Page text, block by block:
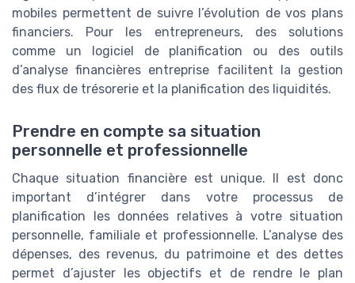
mobiles permettent de suivre l’évolution de vos plans
financiers. Pour les entrepreneurs, des solutions
comme un logiciel de planification ou des outils
d’analyse financières entreprise facilitent la gestion
des flux de trésorerie et la planification des liquidités.
Prendre en compte sa situation
personnelle et professionnelle
Chaque situation financière est unique. Il est donc
important d’intégrer dans votre processus de
planification les données relatives à votre situation
personnelle, familiale et professionnelle. L’analyse des
dépenses, des revenus, du patrimoine et des dettes
permet d’ajuster les objectifs et de rendre le plan